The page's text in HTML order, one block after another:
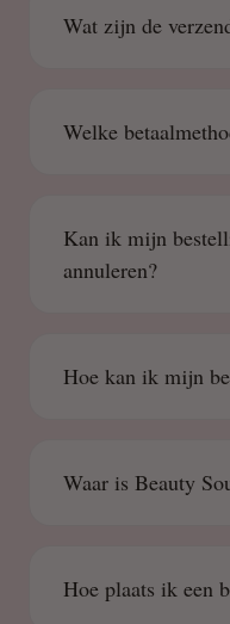
Wat zijn de
Welke
Kan ik mijn
annuleren?
Hoe kan ik mijn
Waar is Beauty
Hoe plaats ik een